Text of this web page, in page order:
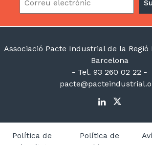
Associació Pacte Industrial de la
Barcelona
- Tel. 93 260 02 22 -
Política de
Política de